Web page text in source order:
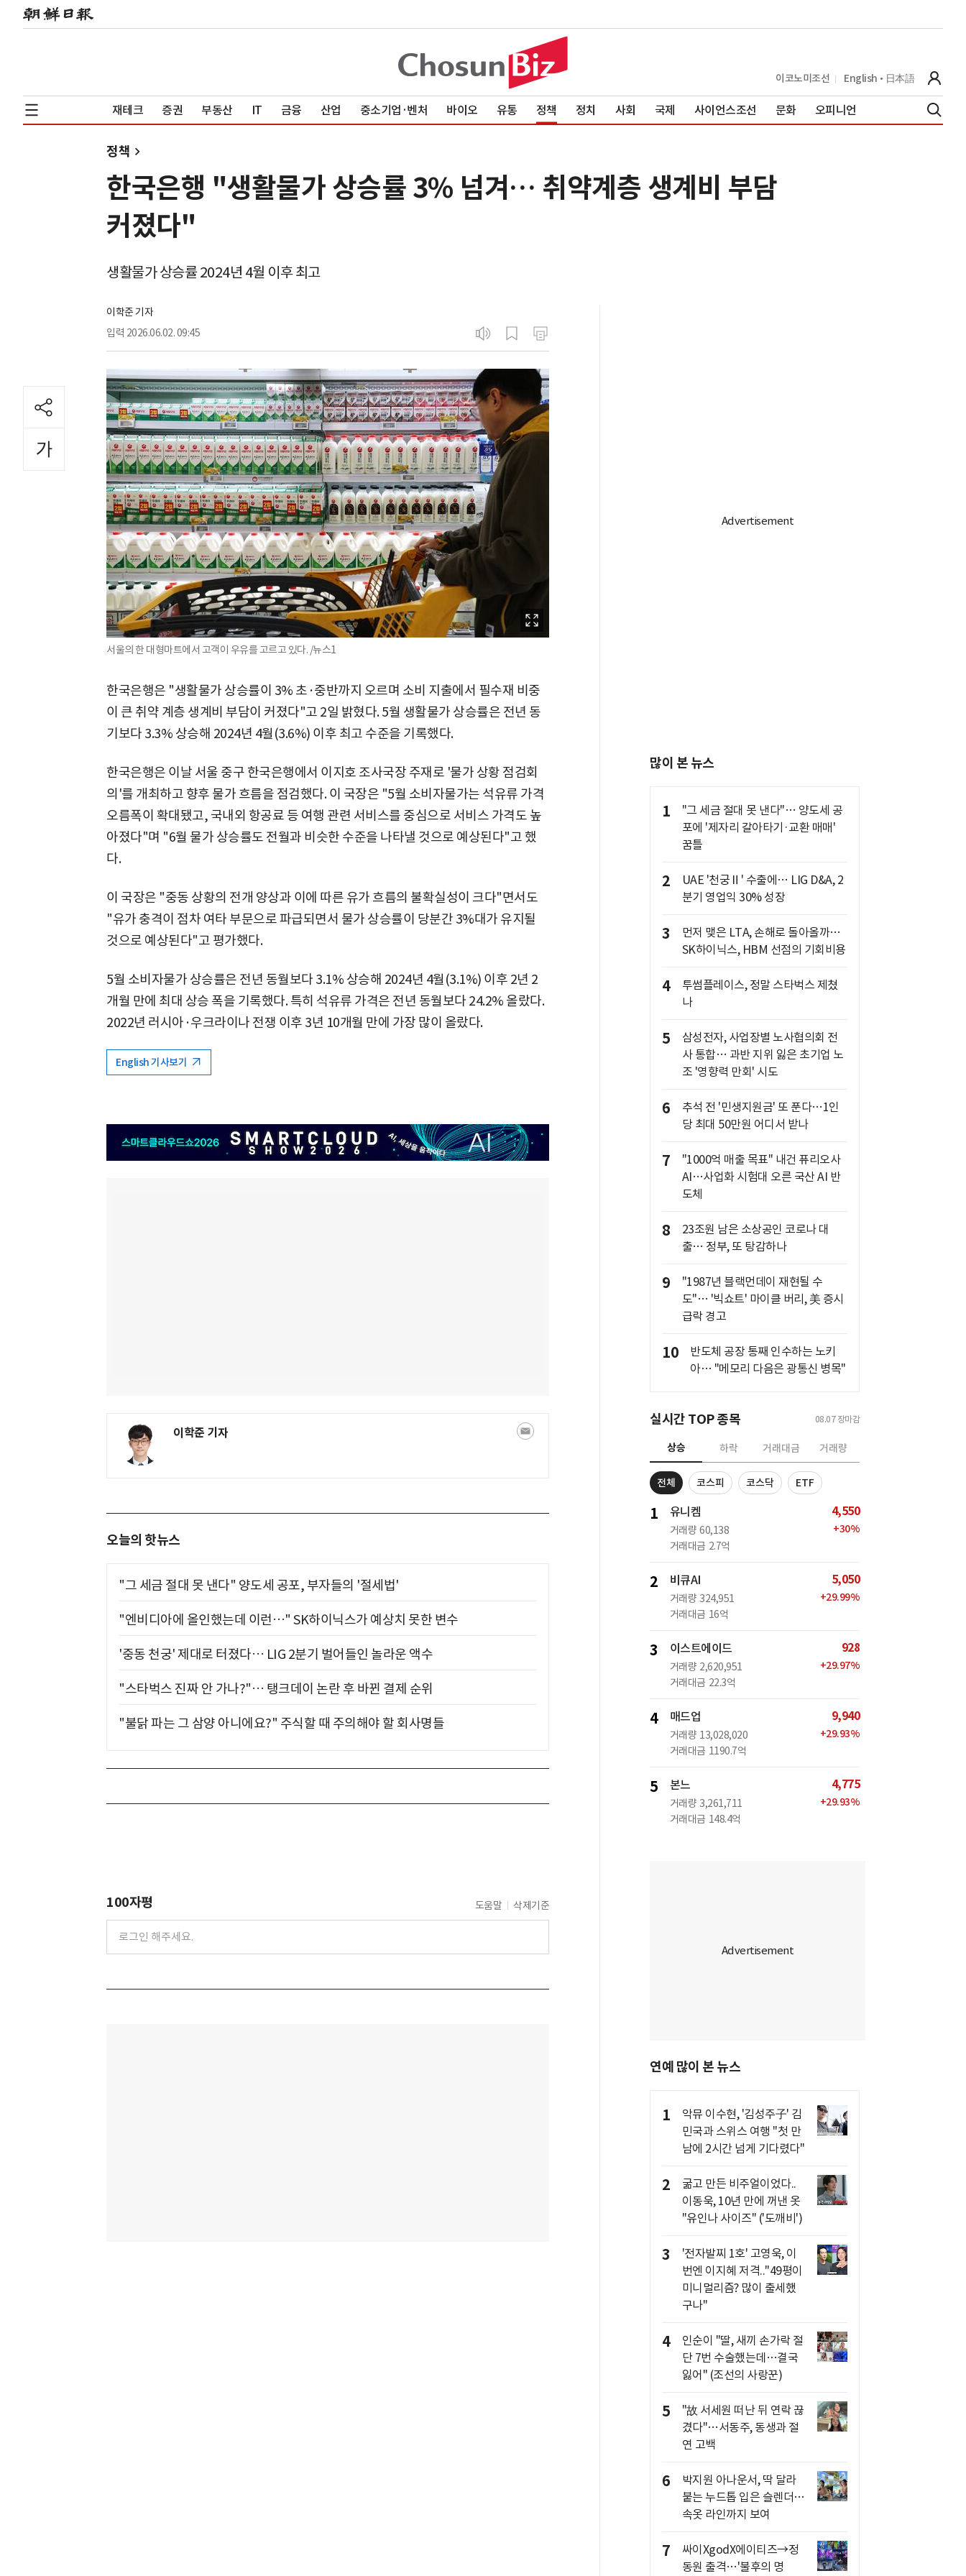
이코노미조선 English 日本語
재테크 증권 부동산 IT 금융 산업 중소기업·벤처 바이오 유통 정책 정치 사회 국제 사이언스조선 문화 오피니언
정책
한국은행 "생활물가 상승률 3% 넘겨… 취약계층 생계비 부담
커졌다"
생활물가 상승률 2024년 4월 이후 최고
이학준 기자
입력 2026.06.02. 09:45
서울의 한 대형마트에서 고객이 우유를 고르고 있다. /뉴스1
한국은행은 "생활물가 상승률이 3% 초·중반까지 오르며 소비 지출에서 필수재 비중
이 큰 취약 계층 생계비 부담이 커졌다"고 2일 밝혔다. 5월 생활물가 상승률은 전년 동
기보다 3.3% 상승해 2024년 4월(3.6%) 이후 최고 수준을 기록했다.
한국은행은 이날 서울 중구 한국은행에서 이지호 조사국장 주재로 '물가 상황 점검회
의'를 개최하고 향후 물가 흐름을 점검했다. 이 국장은 "5월 소비자물가는 석유류 가격
오름폭이 확대됐고, 국내외 항공료 등 여행 관련 서비스를 중심으로 서비스 가격도 높
아졌다"며 "6월 물가 상승률도 전월과 비슷한 수준을 나타낼 것으로 예상된다"고 했
다.
이 국장은 "중동 상황의 전개 양상과 이에 따른 유가 흐름의 불확실성이 크다"면서도
"유가 충격이 점차 여타 부문으로 파급되면서 물가 상승률이 당분간 3%대가 유지될
것으로 예상된다"고 평가했다.
5월 소비자물가 상승률은 전년 동월보다 3.1% 상승해 2024년 4월(3.1%) 이후 2년 2
개월 만에 최대 상승 폭을 기록했다. 특히 석유류 가격은 전년 동월보다 24.2% 올랐다.
2022년 러시아·우크라이나 전쟁 이후 3년 10개월 만에 가장 많이 올랐다.
English 기사보기
이학준 기자
오늘의 핫뉴스
"그 세금 절대 못 낸다" 양도세 공포, 부자들의 '절세법'
"엔비디아에 올인했는데 이런…" SK하이닉스가 예상치 못한 변수
'중동 천궁' 제대로 터졌다… LIG 2분기 벌어들인 놀라운 액수
"스타벅스 진짜 안 가나?"… 탱크데이 논란 후 바뀐 결제 순위
"불닭 파는 그 삼양 아니에요?" 주식할 때 주의해야 할 회사명들
100자평 도움말 삭제기준
많이 본 뉴스
1
"그 세금 절대 못 낸다"… 양도세 공
포에 '제자리 갈아타기·교환 매매'
꿈틀
2
UAE '천궁Ⅱ' 수출에… LIG D&A, 2
분기 영업익 30% 성장
3
먼저 맺은 LTA, 손해로 돌아올까…
SK하이닉스, HBM 선점의 기회비용
4
투썸플레이스, 정말 스타벅스 제쳤
나
5
삼성전자, 사업장별 노사협의회 전
사 통합… 과반 지위 잃은 초기업 노
조 '영향력 만회' 시도
6
추석 전 '민생지원금' 또 푼다…1인
당 최대 50만원 어디서 받나
7
"1000억 매출 목표" 내건 퓨리오사
AI…사업화 시험대 오른 국산 AI 반
도체
8
23조원 남은 소상공인 코로나 대
출… 정부, 또 탕감하나
9
"1987년 블랙먼데이 재현될 수
도"… '빅쇼트' 마이클 버리, 美 증시
급락 경고
10
반도체 공장 통째 인수하는 노키
아… "메모리 다음은 광통신 병목"
실시간 TOP 종목 08.07 장마감
상승 하락 거래대금 거래량
전체 코스피 코스닥 ETF
1 유니켐
거래량 60,138
거래대금 2.7억
4,550
+30%
2 비큐AI
거래량 324,951
거래대금 16억
5,050
+29.99%
3 이스트에이드
거래량 2,620,951
거래대금 22.3억
928
+29.97%
4 매드업
거래량 13,028,020
거래대금 1190.7억
9,940
+29.93%
5 본느
거래량 3,261,711
거래대금 148.4억
4,775
+29.93%
연예 많이 본 뉴스
1
악뮤 이수현, '김성주子' 김
민국과 스위스 여행 "첫 만
남에 2시간 넘게 기다렸다"
2
굶고 만든 비주얼이었다..
이동욱, 10년 만에 꺼낸 옷
"유인나 사이즈" ('도깨비')
3
'전자발찌 1호' 고영욱, 이
번엔 이지혜 저격.."49평이
미니멀리즘? 많이 출세했
구나"
4
인순이 "딸, 새끼 손가락 절
단 7번 수술했는데…결국
잃어" (조선의 사랑꾼)
5
"故 서세원 떠난 뒤 연락 끊
겼다"…서동주, 동생과 절
연 고백
6
박지원 아나운서, 딱 달라
붙는 누드톱 입은 슬렌더…
속옷 라인까지 보여
7
싸이XgodX에이티즈→정
동원 출격…'불후의 명